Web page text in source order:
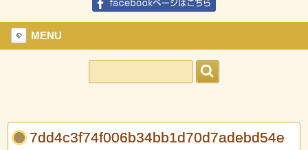
MENU
7dd4c3f74f006b34bb1d70d7adebd54e